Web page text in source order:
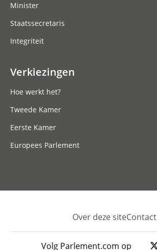
Minister
Staatssecretaris
Integriteit
Verkiezingen
Hoe werkt het?
Tweede Kamer
Eerste Kamer
Europees Parlement
Footer
Over deze siteContact
Volg Parlement.com op